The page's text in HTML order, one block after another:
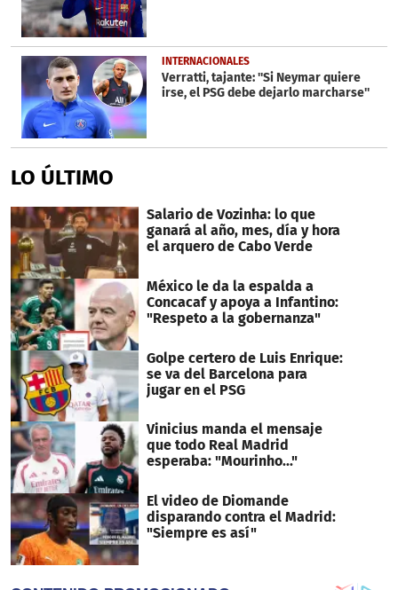
INTERNACIONALES
Verratti, tajante: ''Si Neymar quiere
irse, el PSG debe dejarlo marcharse''
LO ÚLTIMO
Salario de Vozinha: lo que
ganará al año, mes, día y hora
el arquero de Cabo Verde
México le da la espalda a
Concacaf y apoya a Infantino:
"Respeto a la gobernanza"
Golpe certero de Luis Enrique:
se va del Barcelona para
jugar en el PSG
Vinicius manda el mensaje
que todo Real Madrid
esperaba: "Mourinho..."
El video de Diomande
disparando contra el Madrid:
"Siempre es así"